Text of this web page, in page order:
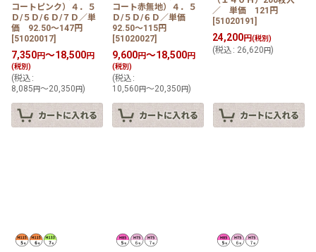
コートピンク）４．５
Ｄ/５Ｄ/６Ｄ/７Ｄ／単
価 92.50〜147円
[51020017]
7,350円～18,500円
(税別)
(税込 :
8,085 円～20,350 円)
コート赤無地）４．５
Ｄ/５Ｄ/６Ｄ／単価
92.50〜115円
[51020027]
9,600円～18,500円
(税別)
(税込 :
10,560 円～20,350 円)
／ 単価 121円
[51020191]
24,200円(税別)
(税込 : 26,620円)